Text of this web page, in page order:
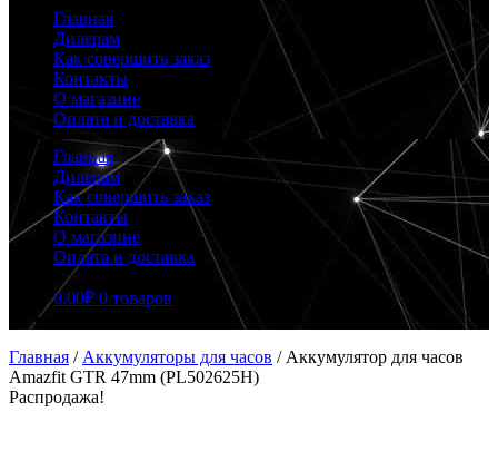
Главная
Дилерам
Как совершить заказ
Контакты
О магазине
Оплата и доставка
Главная
Дилерам
Как совершить заказ
Контакты
О магазине
Оплата и доставка
0.00₽ 0 товаров
Главная / Аккумуляторы для часов / Аккумулятор для часов
Amazfit GTR 47mm (PL502625H)
Распродажа!